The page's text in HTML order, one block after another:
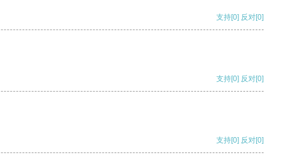
支持[0] 反对[0]
支持[0] 反对[0]
支持[0] 反对[0]